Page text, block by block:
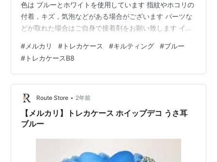
色は ブルーとホワイトを使用しています 指紋やホコリの
付着，キズ，気泡などがある場合がございます パーツな
どが取れた場合はご自身で接着剤をお願い致します イメ
の加減によって写真と異なることがあります 仕上がりの
保証はしておりません 購入はこちら▼ ▼ ▼500円分ポイ
ントがもらえる！招待コード【DWYJTD】をインストー
ルしてメルカリで使ってみてね！ アプリのインストール
はこちら👇 Google Playでアプリをインストール Ap…
# メルカリ # トレカケース #キルティング #ブルー
# トレカケースB8
Route Store • 2年前
【メルカリ】トレカケース ホイップデコ うさ耳
ブルー